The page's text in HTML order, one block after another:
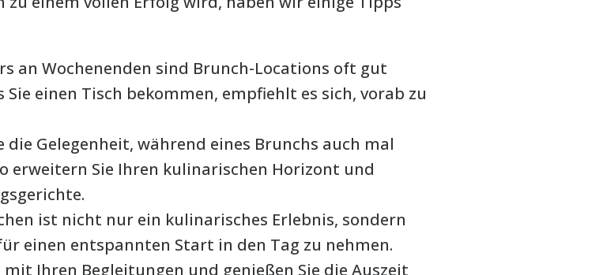
an Wochenenden sind Brunch-Locations oft gut
einen Tisch bekommen, empfiehlt es sich, vorab zu
die Gelegenheit, während eines Brunchs auch mal
erweitern Sie Ihren kulinarischen Horizont und
ist nicht nur ein kulinarisches Erlebnis, sondern
einen entspannten Start in den Tag zu nehmen.
mit Ihren Begleitungen und genießen Sie die Auszeit